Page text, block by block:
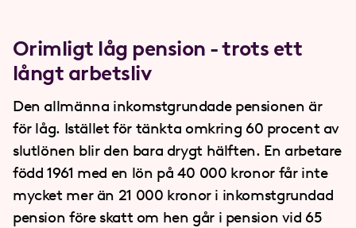
Orimligt låg pension - trots ett
långt arbetsliv
Den allmänna inkomstgrundade pensionen är
för låg. Istället för tänkta omkring 60 procent av
slutlönen blir den bara drygt hälften. En arbetare
född 1961 med en lön på 40 000 kronor får inte
mycket mer än 21 000 kronor i inkomstgrundad
pension före skatt om hen går i pension vid 65